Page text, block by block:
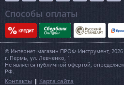
Способы оплаты
© Интернет-магазин ПРОФ-Инструмент, 2026
г. Пермь, ул. Левченко, 1
Не является публичной офертой,
РФ.
Контакты Карта сайта